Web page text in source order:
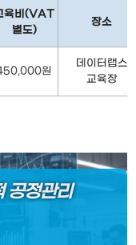
육비(VAT
별도)
장소
원
데이터랩스
교육장
정관리